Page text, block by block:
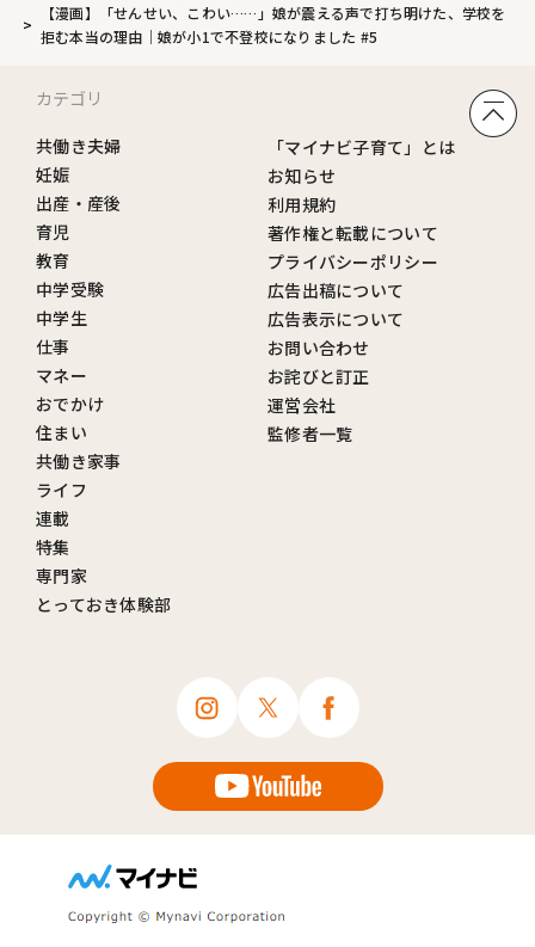
【漫画】「せんせい、こわい……」娘が震える声で打ち明けた、学校を
拒む本当の理由｜娘が小1で不登校になりました #5
カテゴリ
共働き夫婦
妊娠
出産・産後
育児
教育
中学受験
中学生
仕事
マネー
おでかけ
住まい
共働き家事
ライフ
連載
特集
専門家
とっておき体験部
「マイナビ子育て」とは
お知らせ
利用規約
著作権と転載について
プライバシーポリシー
広告出稿について
広告表示について
お問い合わせ
お詫びと訂正
運営会社
監修者一覧